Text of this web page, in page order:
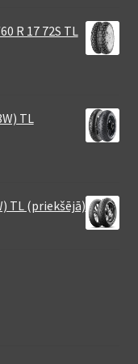
R 17 72S TL
TL
TL (priekšējā)